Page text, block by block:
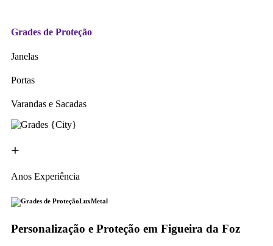
Grades de Proteção
Janelas
Portas
Varandas e Sacadas
+
Anos Experiência
LuxMetal
Personalização e Proteção em Figueira da Foz